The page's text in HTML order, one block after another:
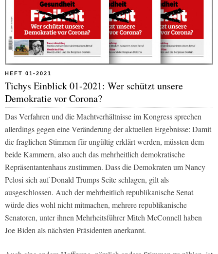
HEFT 01-2021
Tichys Einblick 01-2021: Wer schützt unsere
Demokratie vor Corona?
Das Verfahren und die Machtverhältnisse im Kongress sprechen
allerdings gegen eine Veränderung der aktuellen Ergebnisse: Damit
die fraglichen Stimmen für ungültig erklärt werden, müssten dem
beide Kammern, also auch das mehrheitlich demokratische
Repräsentantenhaus zustimmen. Dass die Demokraten um Nancy
Pelosi sich auf Donald Trumps Seite schlagen, gilt als
ausgeschlossen. Auch der mehrheitlich republikanische Senat
würde dies wohl nicht mitmachen, mehrere republikanische
Senatoren, unter ihnen Mehrheitsführer Mitch McConnell haben
Joe Biden als nächsten Präsidenten anerkannt.